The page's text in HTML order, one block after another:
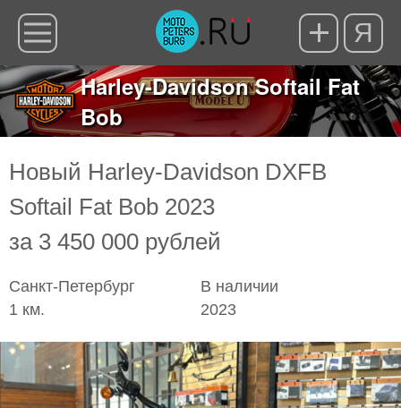
Я
Harley-Davidson Softail Fat
Bob
Новый Harley-Davidson DXFB
Softail Fat Bob 2023
за 3 450 000 рублей
Санкт-Петербург
В наличии
1 км.
2023